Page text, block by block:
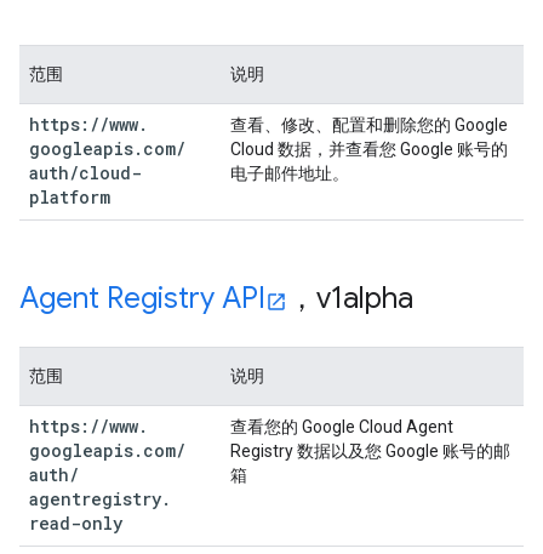
范围 说明
https: //www.
googleapis. com/
auth/cloud-
platform
查看、修改、配置和删除您的 Google
Cloud 数据，并查看您 Google 账号的
电子邮件地址。
Agent Registry API ，v1alpha
范围 说明
https: //www.
googleapis. com/
auth/
agentregistry.
read-only
查看您的 Google Cloud Agent
Registry 数据以及您 Google 账号的邮
箱